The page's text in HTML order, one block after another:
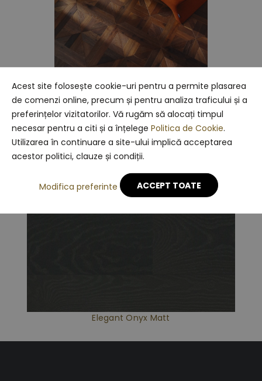
Acest site folosește cookie-uri pentru a permite plasarea
de comenzi online, precum și pentru analiza traficului și a
preferințelor vizitatorilor. Vă rugăm să alocați timpul
necesar pentru a citi și a înțelege Politica de Cookie.
Utilizarea în continuare a site-ului implică acceptarea
acestor politici, clauze și condiții.
Modifica preferinte ACCEPT TOATE
Parchet Louvre Palais afumat
Elegant Onyx Matt